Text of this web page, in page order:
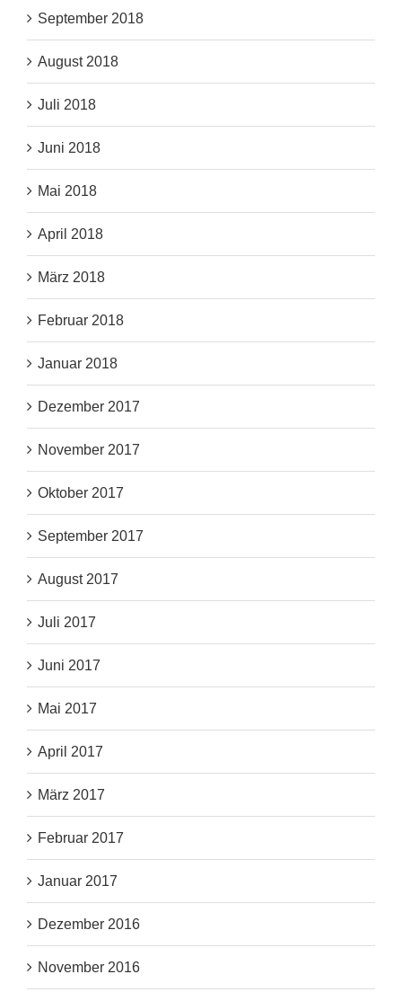
September 2018
August 2018
Juli 2018
Juni 2018
Mai 2018
April 2018
März 2018
Februar 2018
Januar 2018
Dezember 2017
November 2017
Oktober 2017
September 2017
August 2017
Juli 2017
Juni 2017
Mai 2017
April 2017
März 2017
Februar 2017
Januar 2017
Dezember 2016
November 2016